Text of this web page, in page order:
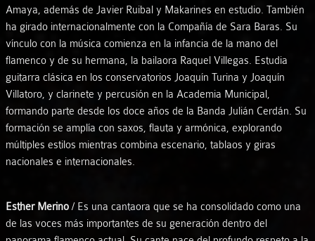
Amaya, además de Javier Ruibal y Makarines en estudio. También
ha girado internacionalmente con la Compañía de Sara Baras. Su
vínculo con la música comienza en la infancia de la mano del
flamenco y de su hermana, la bailaora Raquel Villegas. Estudia
guitarra clásica en los conservatorios Joaquín Turina y Joaquín
Villatoro, y clarinete y percusión en la Academia Municipal,
formando parte desde los doce años de la Banda Julián Cerdán. Su
formación se amplía con saxos, flauta y armónica, explorando
múltiples estilos mientras combina escenario, tablaos y giras
nacionales e internacionales.
Esther Merino / Es una cantaora que se ha consolidado como una
de las voces más importantes de su generación dentro del